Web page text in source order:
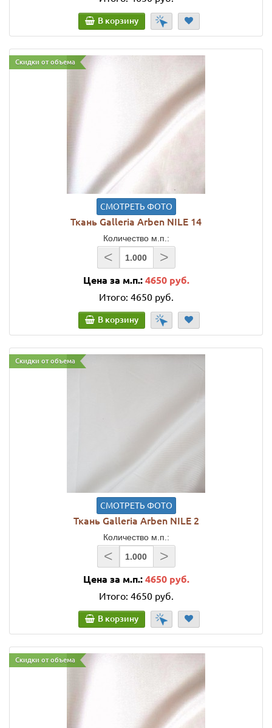
В корзину
Скидки от объема
СМОТРЕТЬ ФОТО
Ткань Galleria Arben NILE 14
Количество м.п.:
< >
Цена за м.п.: 4650 руб.
Итого: 4650 руб.
В корзину
Скидки от объема
СМОТРЕТЬ ФОТО
Ткань Galleria Arben NILE 2
Количество м.п.:
< >
Цена за м.п.: 4650 руб.
Итого: 4650 руб.
В корзину
Скидки от объема